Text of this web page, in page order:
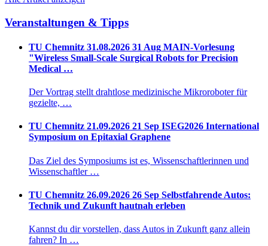
Veranstaltungen & Tipps
TU Chemnitz 31.08.2026 31 Aug MAIN-Vorlesung
"Wireless Small-Scale Surgical Robots for Precision
Medical …
Der Vortrag stellt drahtlose medizinische Mikroroboter für
gezielte, …
TU Chemnitz 21.09.2026 21 Sep ISEG2026 International
Symposium on Epitaxial Graphene
Das Ziel des Symposiums ist es, Wissenschaftlerinnen und
Wissenschaftler …
TU Chemnitz 26.09.2026 26 Sep Selbstfahrende Autos:
Technik und Zukunft hautnah erleben
Kannst du dir vorstellen, dass Autos in Zukunft ganz allein
fahren? In …